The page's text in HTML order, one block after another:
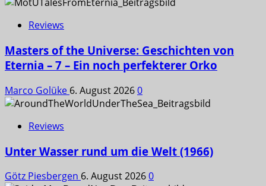
Reviews
Masters of the Universe: Geschichten von
Eternia – 7 – Ein noch perfekterer Orko
Marco Golüke 6. August 20260
Reviews
Unter Wasser rund um die Welt (1966)
Götz Piesbergen 6. August 20260